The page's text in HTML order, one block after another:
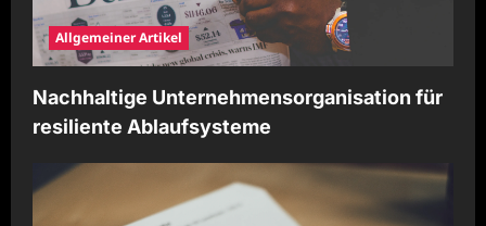
Allgemeiner Artikel
Nachhaltige Unternehmensorganisation für
resiliente Ablaufsysteme